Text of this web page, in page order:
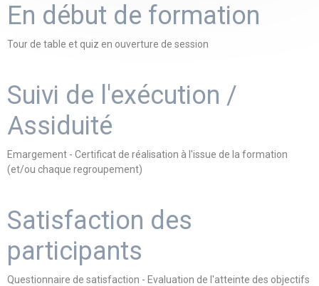
En début de formation
Tour de table et quiz en ouverture de session
Suivi de l'exécution /
Assiduité
Emargement - Certificat de réalisation à l'issue de la formation
(et/ou chaque regroupement)
Satisfaction des
participants
Questionnaire de satisfaction - Evaluation de l'atteinte des objectifs